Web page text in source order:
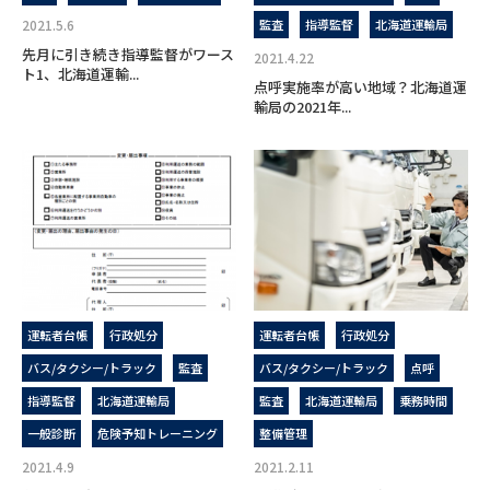
2021.5.6
先月に引き続き指導監督がワース
ト1、北海道運輸...
監査
指導監督 北海道運輸局
2021.4.22
点呼実施率が高い地域？北海道運
輸局の2021年...
運転者台帳
行政処分
バス/タクシー/トラック
監査
指導監督
北海道運輸局
一般診断
危険予知トレーニング
2021.4.9
運転者台帳
行政処分
バス/タクシー/トラック
点呼
監査
北海道運輸局
乗務時間
整備管理
2021.2.11